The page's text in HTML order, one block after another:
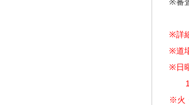
※詳
※道
※日
※火